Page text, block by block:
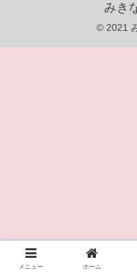
みき
© 2021
メニュー ホーム